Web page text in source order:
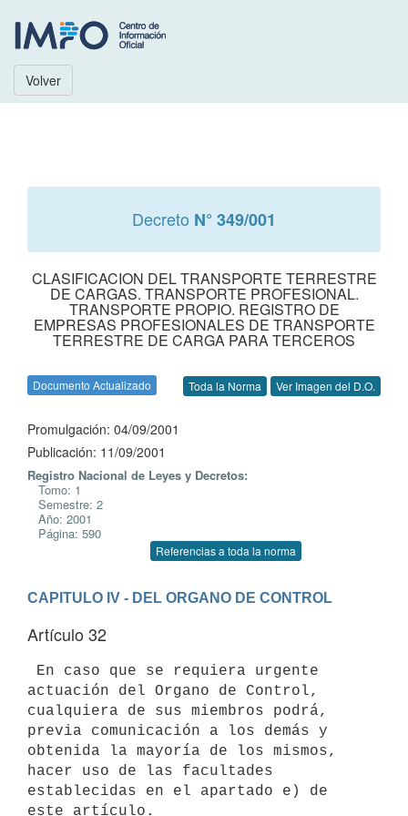
Volver
Decreto N° 349/001
CLASIFICACION DEL TRANSPORTE TERRESTRE
DE CARGAS. TRANSPORTE PROFESIONAL.
TRANSPORTE PROPIO. REGISTRO DE
EMPRESAS PROFESIONALES DE TRANSPORTE
TERRESTRE DE CARGA PARA TERCEROS
Documento Actualizado Toda la Norma Ver Imagen del D.O.
Promulgación: 04/09/2001
Publicación: 11/09/2001
Registro Nacional de Leyes y Decretos:
Tomo: 1
Semestre: 2
Año: 2001
Página: 590
Referencias a toda la norma
CAPITULO IV - DEL ORGANO DE CONTROL
Artículo 32
actuación del Organo de Control,
cualquiera de sus miembros podrá,
previa comunicación a los demás y
obtenida la mayoría de los mismos,
hacer uso de las facultades
establecidas en el apartado e) de